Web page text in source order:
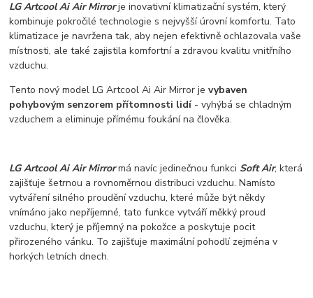
LG Artcool Ai Air Mirrorje inovativní klimatizační systém, který
kombinuje pokročilé technologie s nejvyšší úrovní komfortu. Tato
klimatizace je navržena tak, aby nejen efektivně ochlazovala vaše
místnosti, ale také zajistila komfortní a zdravou kvalitu vnitřního
vzduchu.
Tento nový model LG Artcool Ai Air Mirror jevybaven
pohybovým senzorem přítomnosti lidí- vyhýbá se chladným
vzduchem a eliminuje přímému foukání na člověka.
LG Artcool Ai Air Mirrormá navíc jedinečnou funkci Soft Air, která
zajišťuje šetrnou a rovnoměrnou distribuci vzduchu. Namísto
vytváření silného proudění vzduchu, které může být někdy
vnímáno jako nepříjemné, tato funkce vytváří měkký proud
vzduchu, který je příjemný na pokožce a poskytuje pocit
přirozeného vánku. To zajišťuje maximální pohodlí zejména v
horkých letních dnech.